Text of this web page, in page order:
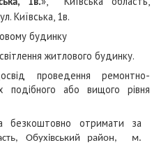
1в.
Київська, 1в.
будинку
житлового будинку.
проведення ремонтно-
подібного або вищого рівня
безкоштовно отримати за
Обухівський район, м.